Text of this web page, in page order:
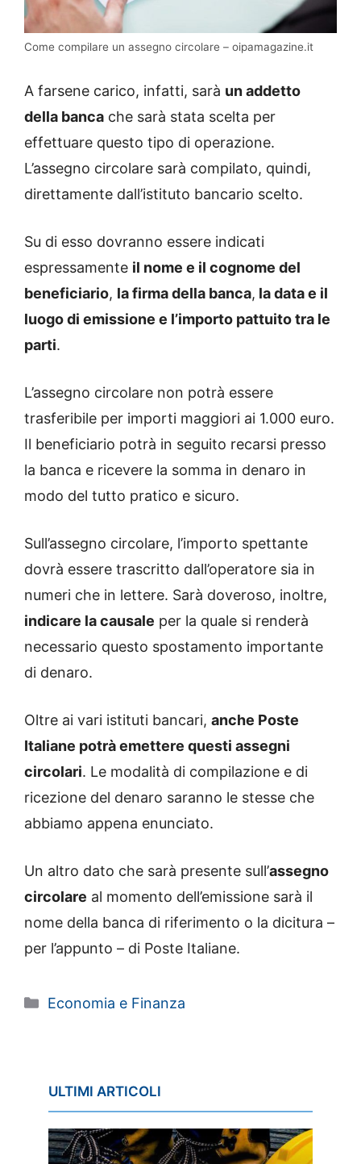
Come compilare un assegno circolare – oipamagazine.it
A farsene carico, infatti, sarà un addetto
della banca che sarà stata scelta per
effettuare questo tipo di operazione.
L’assegno circolare sarà compilato, quindi,
direttamente dall’istituto bancario scelto.
Su di esso dovranno essere indicati
espressamente il nome e il cognome del
beneficiario, la firma della banca, la data e il
luogo di emissione e l’importo pattuito tra le
parti.
L’assegno circolare non potrà essere
trasferibile per importi maggiori ai 1.000 euro.
Il beneficiario potrà in seguito recarsi presso
la banca e ricevere la somma in denaro in
modo del tutto pratico e sicuro.
Sull’assegno circolare, l’importo spettante
dovrà essere trascritto dall’operatore sia in
numeri che in lettere. Sarà doveroso, inoltre,
indicare la causale per la quale si renderà
necessario questo spostamento importante
di denaro.
Oltre ai vari istituti bancari, anche Poste
Italiane potrà emettere questi assegni
circolari. Le modalità di compilazione e di
ricezione del denaro saranno le stesse che
abbiamo appena enunciato.
Un altro dato che sarà presente sull’assegno
circolare al momento dell’emissione sarà il
nome della banca di riferimento o la dicitura –
per l’appunto – di Poste Italiane.
Categorie
Economia e Finanza
ULTIMI ARTICOLI